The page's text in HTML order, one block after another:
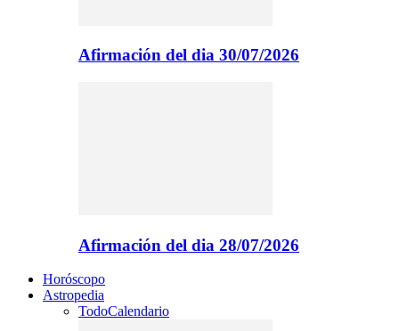
Afirmación del dia 30/07/2026
Afirmación del dia 28/07/2026
Horóscopo
Astropedia
TodoCalendario